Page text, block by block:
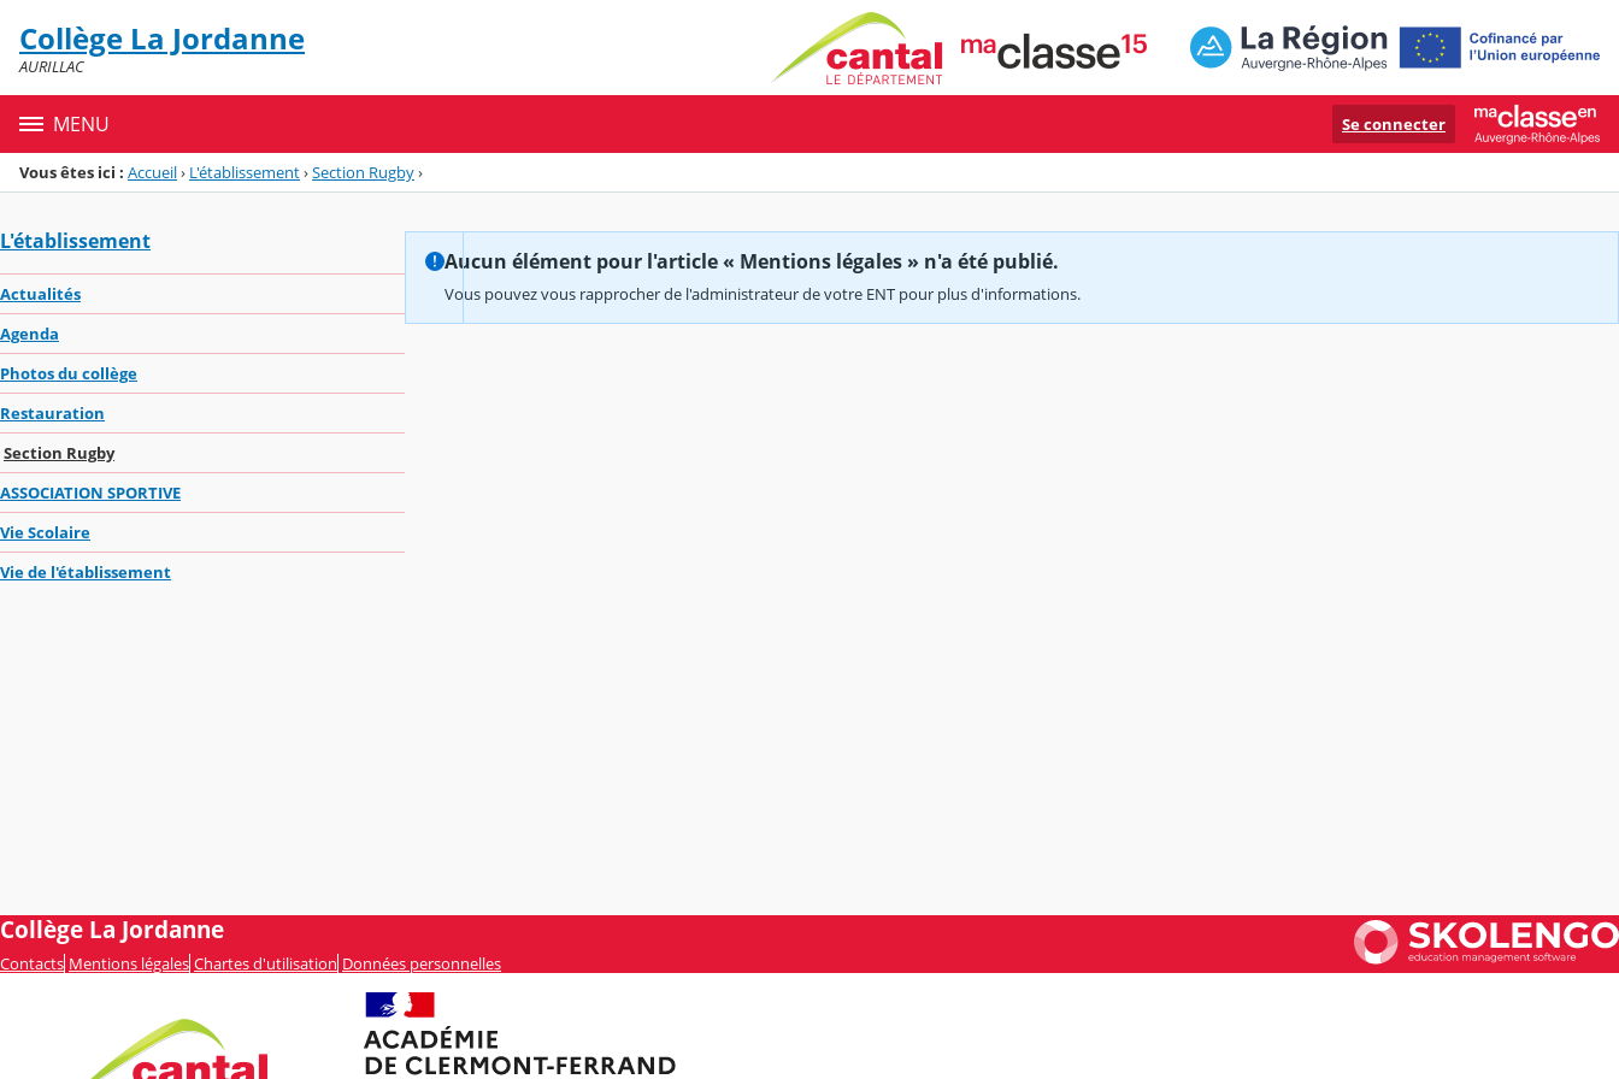
Menu de la rubrique
Contenu
Collège La Jordanne
AURILLAC
MENU Se connecter
Vous êtes ici : Accueil› L'établissement›Section Rugby›
L'établissement
Actualités
Agenda
Photos du collège
Restauration
Section Rugby
ASSOCIATION SPORTIVE
Vie Scolaire
Vie de l'établissement
Aucun élément pour l'article « Mentions légales » n'a été publié.
Vous pouvez vous rapprocher de l'administrateur de votre ENT pour plus d'informations.
Collège La Jordanne
Contacts Mentions légales Chartes d'utilisation Données personnelles